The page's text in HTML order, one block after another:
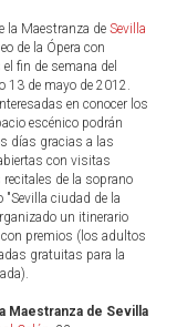
la Maestranza de Sevilla
de la Ópera con
fin de semana del
13 de mayo de 2012.
en conocer los
escénico podrán
días gracias a las
con visitas
de la soprano
ciudad de la
un itinerario
premios (los adultos
gratuitas para la
Maestranza de Sevilla